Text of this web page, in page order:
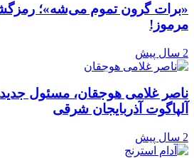
«برات گرون تموم می‌شه»؛
مرموز!
2 سال پیش
ناصر غلامی هوجقان، مسئول
آلپاگوت آذربایجان شرقی
2 سال پیش